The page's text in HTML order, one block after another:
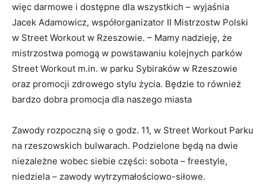
więc darmowe i dostępne dla wszystkich – wyjaśnia
Jacek Adamowicz, współorganizator II Mistrzostw Polski
w Street Workout w Rzeszowie. – Mamy nadzieję, że
mistrzostwa pomogą w powstawaniu kolejnych parków
Street Workout m.in. w parku Sybiraków w Rzeszowie
oraz promocji zdrowego stylu życia. Będzie to również
bardzo dobra promocja dla naszego miasta
Zawody rozpoczną się o godz. 11, w Street Workout Parku
na rzeszowskich bulwarach. Podzielone będą na dwie
niezależne wobec siebie części: sobota – freestyle,
niedziela – zawody wytrzymałościowo-siłowe.